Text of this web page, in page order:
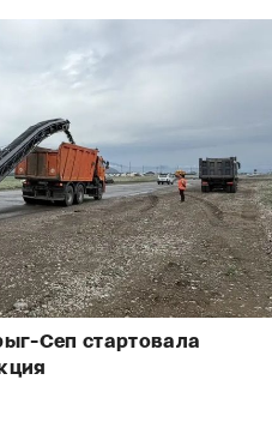
Сеп стартовала